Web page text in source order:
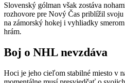
Slovenský gólman však zostáva
rozhovore pre Nový Čas priblížil svoju
na zámorský hokej i vyhliadky
hrám.
Boj o NHL nevzdáva
Hoci je jeho cieľom stabilné miesto v